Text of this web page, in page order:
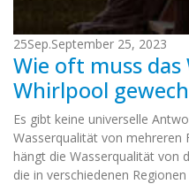
25Sep.September 25, 2023
Wie oft muss das
Whirlpool
Es gibt keine universelle
Wasserqualität von mehreren
hängt die Wasserqualität von
die in verschiedenen